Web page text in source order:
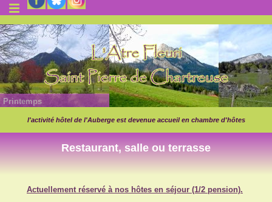
Printemps
l'activité hôtel de l'Auberge est devenue accueil en chambre d'hôtes
Restaurant, salle ou terrasse
Actuellement réservé à nos hôtes en séjour (1/2 pension).